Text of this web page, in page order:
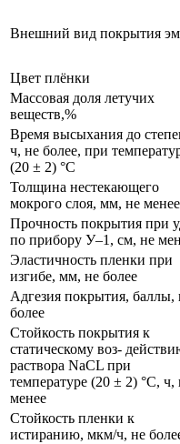
Внешний вид покрытия
Цвет плёнки
Массовая доля летучих
веществ,%
Время высыхания до
ч, не более, при
(20 ± 2) °C
Толщина нестекающего
мокрого слоя, мм, не менее
Прочность покрытия при
по прибору У–1, см, не
Эластичность пленки при
изгибе, мм, не более
Адгезия покрытия, баллы,
более
Стойкость покрытия к
статическому воз-
раствора NaCL при
температуре (20 ± 2) °C, ч,
менее
Стойкость пленки к
истиранию, мкм/ч, не